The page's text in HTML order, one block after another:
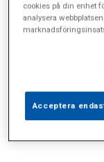
Sidor (0)
cookies på din enhet
analysera
Acceptera